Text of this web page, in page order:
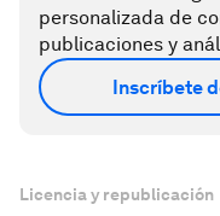
personalizada de
publicaciones y
Inscríbete
Licencia y republicación